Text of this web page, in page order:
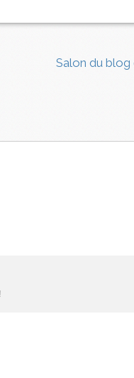
Salon du blog